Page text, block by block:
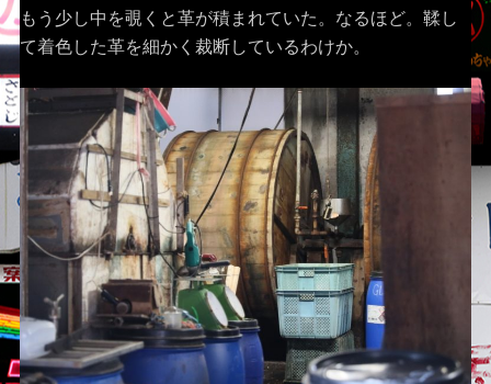
もう少し中を覗くと革が積まれていた。なるほど。鞣し
て着色した革を細かく裁断しているわけか。